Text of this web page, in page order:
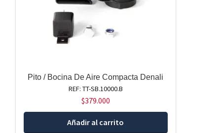
Pito / Bocina De Aire Compacta Denali
REF: TT-SB.10000.B
$379.000
Añadir al carrito